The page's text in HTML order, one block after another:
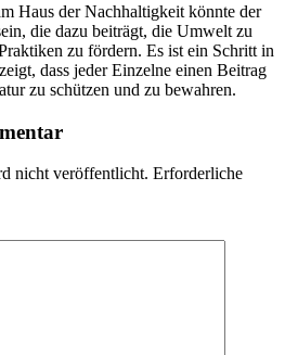
Haus der Nachhaltigkeit könnte der
die dazu beiträgt, die Umwelt zu
zu fördern. Es ist ein Schritt in
dass jeder Einzelne einen Beitrag
zu schützen und zu bewahren.
nicht veröffentlicht. Erforderliche